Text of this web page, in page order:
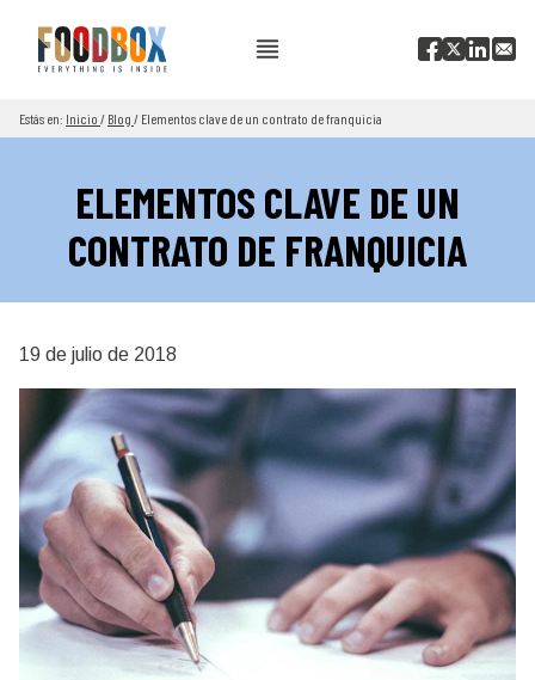
Estás en: Inicio / Blog / Elementos clave de un contrato de franquicia
ELEMENTOS CLAVE DE UN
CONTRATO DE FRANQUICIA
19 de julio de 2018